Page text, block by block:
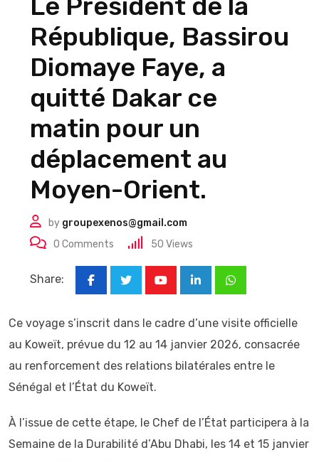
République, Bassirou
Diomaye Faye, a
quitté Dakar ce
matin pour un
déplacement au
Moyen-Orient.
by groupexenos@gmail.com
0 Comments 50 Views
Share:
LinkedInWhatsapp
Ce voyage s’inscrit dans le cadre d’une visite officielle
au Koweït, prévue du 12 au 14 janvier 2026, consacrée
au renforcement des relations bilatérales entre le
Sénégal et l’État du Koweït.
À l’issue de cette étape, le Chef de l’État participera à la
Semaine de la Durabilité d’Abu Dhabi, les 14 et 15 janvier